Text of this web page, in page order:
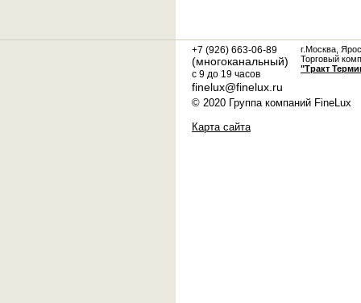
+7 (926) 663-06-89
(многоканальный)
с 9 до 19 часов
finelux@finelux.ru
г.Москва,
Торговый
"Тракт
© 2020 Группа компаний FineLux
Карта сайта